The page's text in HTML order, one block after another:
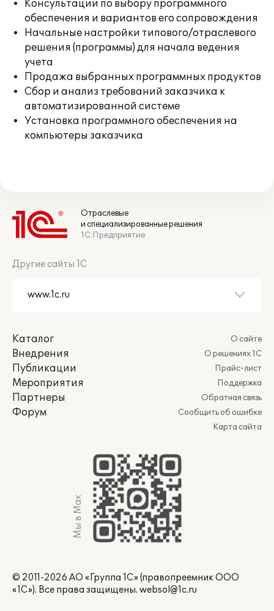
Консультации по выбору программного
обеспечения и вариантов его сопровождения
Начальные настройки типового/отраслевого
решения (программы) для начала ведения
учета
Продажа выбранных программных продуктов
Сбор и анализ требований заказчика к
автоматизированной системе
Установка программного обеспечения на
компьютеры заказчика
Отраслевые
и специализированные решения
1С:Предприятие
Другие сайты 1С
Каталог
Внедрения
Публикации
Мероприятия
Партнеры
Форум
О сайте
О решениях 1С
Прайс-лист
Поддержка
Обратная связь
Сообщить об ошибке
Карта сайта
Мы в Max
© 2011-2026 АО «Группа 1С» (правопреемник ООО
«1С»). Все права защищены. websol@1c.ru